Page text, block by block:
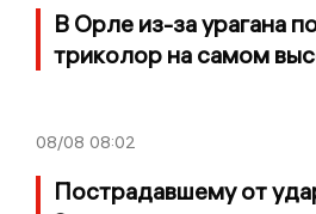
В Орле из-за урагана
триколор на самом
08/08 08:02
Пострадавшему от